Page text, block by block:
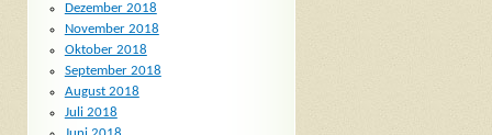
Dezember 2018
November 2018
Oktober 2018
September 2018
August 2018
Juli 2018